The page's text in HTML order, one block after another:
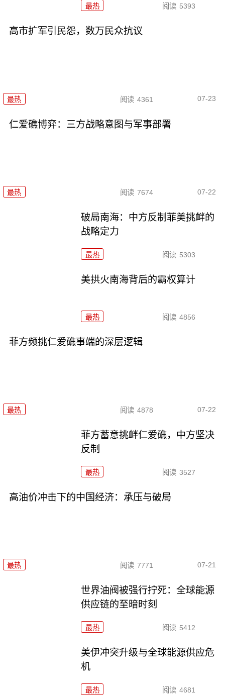
最热 阅读 5393
高市扩军引民怨，数万民众抗议
最热 阅读 4361 07-23
仁爱礁博弈：三方战略意图与军事部署
最热 阅读 7674 07-22
破局南海：中方反制菲美挑衅的
战略定力
最热 阅读 5303
美拱火南海背后的霸权算计
最热 阅读 4856
菲方频挑仁爱礁事端的深层逻辑
最热 阅读 4878 07-22
菲方蓄意挑衅仁爱礁，中方坚决
反制
最热 阅读 3527
高油价冲击下的中国经济：承压与破局
最热 阅读 7771 07-21
世界油阀被强行拧死：全球能源
供应链的至暗时刻
最热 阅读 5412
美伊冲突升级与全球能源供应危
机
最热 阅读 4681